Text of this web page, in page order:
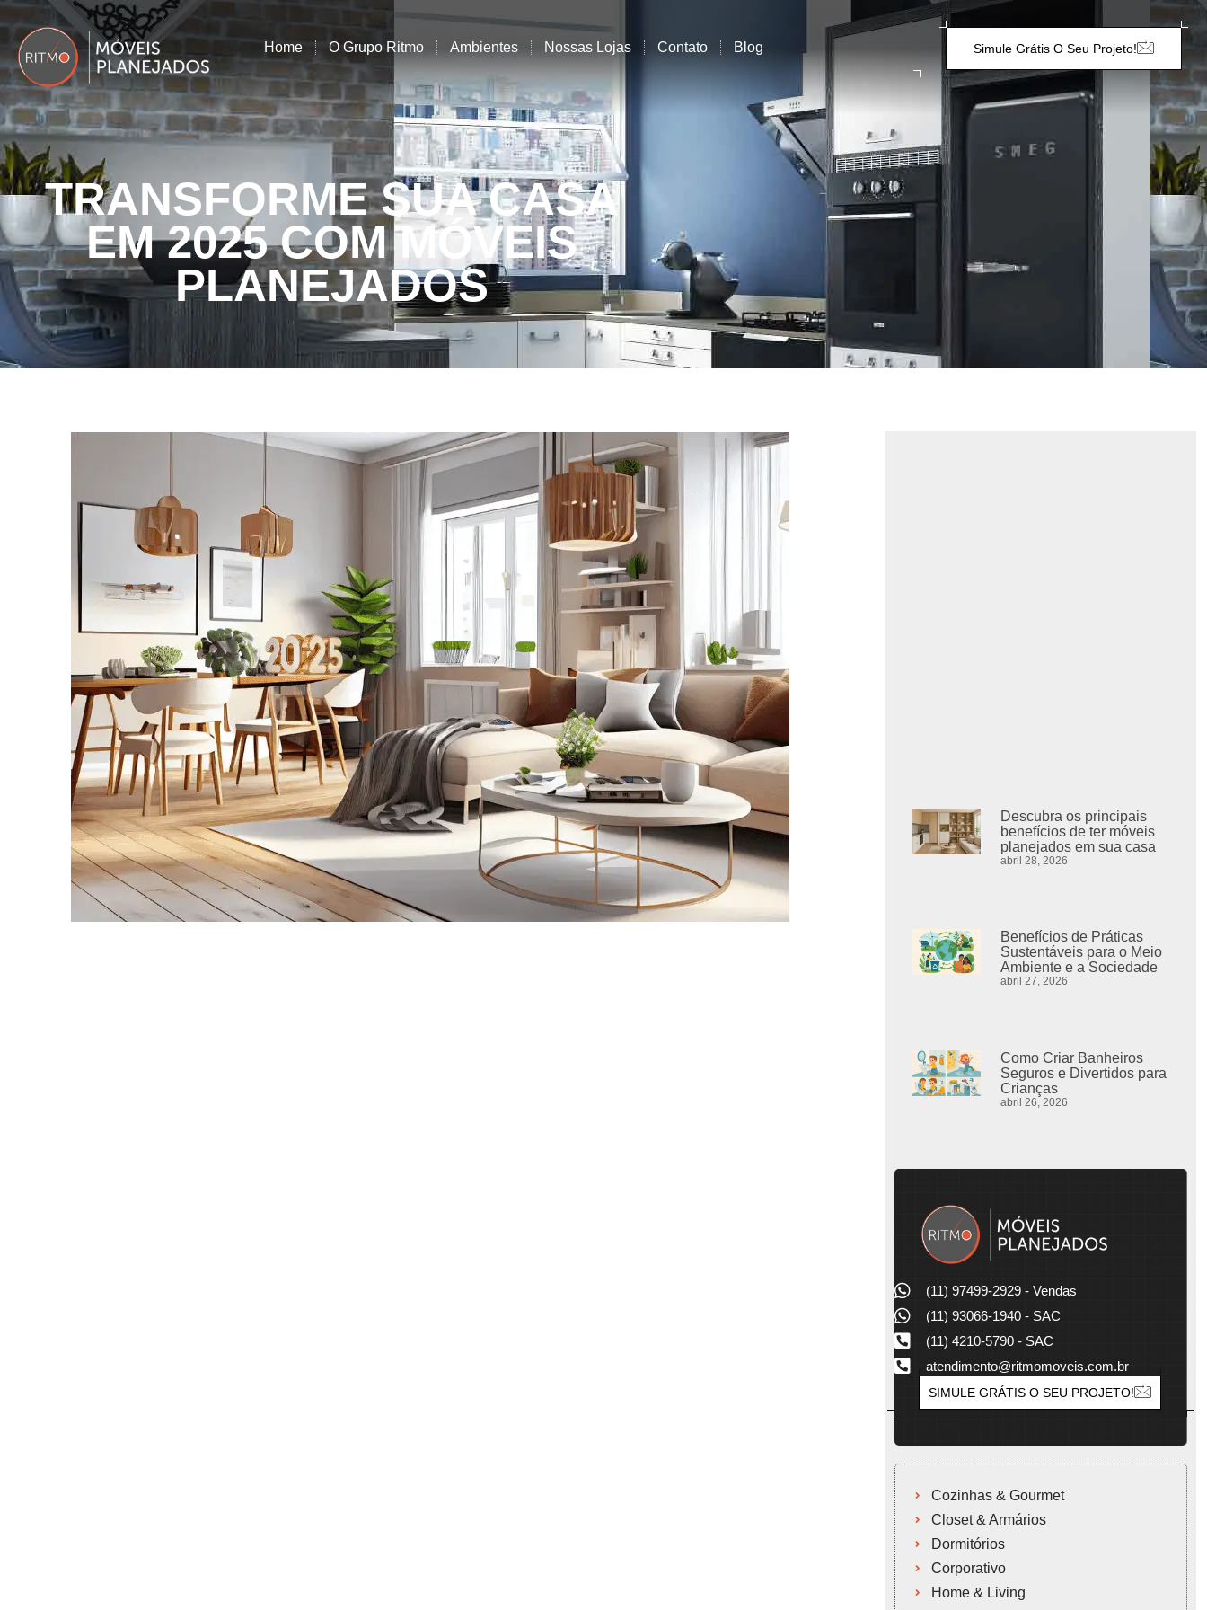
Home O Grupo Ritmo Ambientes Nossas Lojas Contato Blog Simule Grátis O Seu Projeto!
TRANSFORME SUA CASA
EM 2025 COM MÓVEIS
PLANEJADOS
Descubra os principais
benefícios de ter móveis
planejados em sua casa
abril 28, 2026
Benefícios de Práticas
Sustentáveis para o Meio
Ambiente e a Sociedade
abril 27, 2026
Como Criar Banheiros
Seguros e Divertidos para
Crianças
abril 26, 2026
(11) 97499-2929 - Vendas
(11) 93066-1940 - SAC
(11) 4210-5790 - SAC
atendimento@ritmomoveis.com.br
SIMULE GRÁTIS O SEU PROJETO!
Cozinhas & Gourmet
Closet & Armários
Dormitórios
Corporativo
Home & Living